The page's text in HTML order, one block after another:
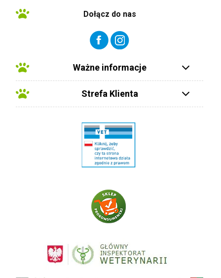
Dołącz do nas
Ważne informacje
Strefa Klienta